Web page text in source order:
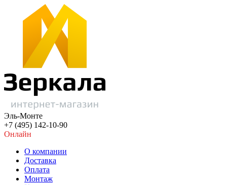
Эль-Монте
+7 (495) 142-10-90
Онлайн
О компании
Доставка
Оплата
Монтаж